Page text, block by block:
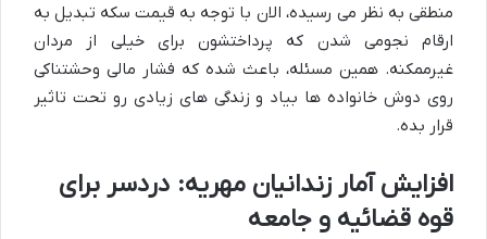
منطقی به نظر می رسیده، الان با توجه به قیمت سکه تبدیل به
ارقام نجومی شدن که پرداختشون برای خیلی از مردان
غیرممکنه. همین مسئله، باعث شده که فشار مالی وحشتناکی
روی دوش خانواده ها بیاد و زندگی های زیادی رو تحت تاثیر
قرار بده.
افزایش آمار زندانیان مهریه: دردسر برای
قوه قضائیه و جامعه